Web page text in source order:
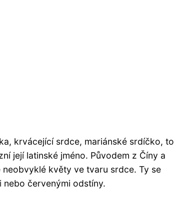
krvácející srdce, mariánské srdíčko, to
její latinské jméno. Původem z Číny a
květy ve tvaru srdce. Ty se
červenými odstíny.